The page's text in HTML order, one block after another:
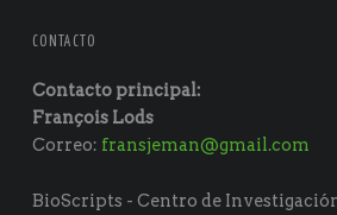
CONTACTO
Contacto principal:
François Lods
Correo: fransjeman@gmail.com
BioScripts - Centro de